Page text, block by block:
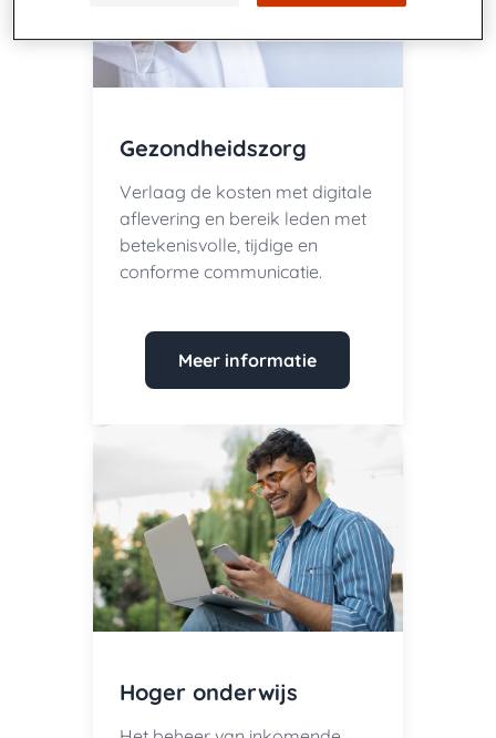
Gezondheidszorg
Verlaag de kosten met digitale
aflevering en bereik leden met
betekenisvolle, tijdige en
conforme communicatie.
Meer informatie
Hoger onderwijs